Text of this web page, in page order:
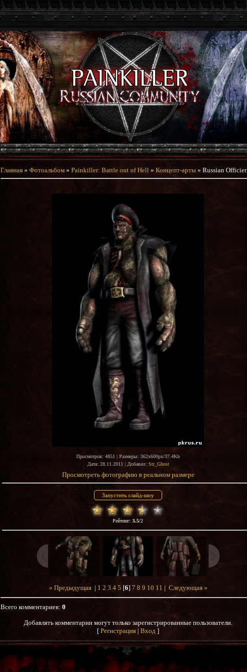
Главная » Фотоальбом » Painkiller: Battle out of Hell » Концепт-арты » Russian Officier
Просмотров: 4851 | Размеры: 362x600px/37.4Kb
Дата: 28.11.2011 | Добавил: Str_Ghost
Просмотреть фотографию в реальном размере
Рейтинг: 3.5/2
« Предыдущая| 1 2 3 4 5 [6] 7 8 9 10 11 | Следующая »
Всего комментариев: 0
Добавлять комментарии могут только зарегистрированные пользователи.
[ Регистрация | Вход ]